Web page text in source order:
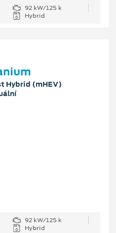
92 kW/125 k
Hybrid
Hybrid (mHEV)
92 kW/125 k
Hybrid